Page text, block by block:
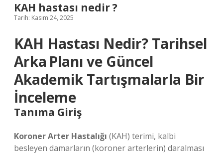
KAH hastası nedir ?
Tarih: Kasım 24, 2025
KAH Hastası Nedir? Tarihsel
Arka Planı ve Güncel
Akademik Tartışmalarla Bir
İnceleme
Tanıma Giriş
Koroner Arter Hastalığı (KAH) terimi, kalbi
besleyen damarların (koroner arterlerin) daralması